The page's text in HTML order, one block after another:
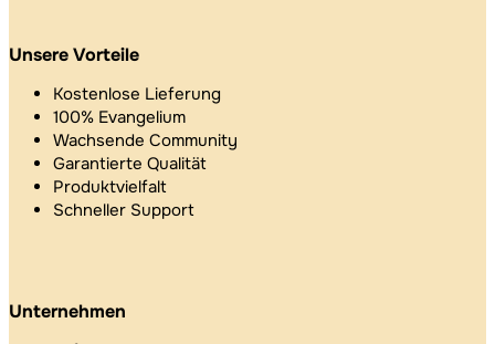
Unsere Vorteile
Kostenlose Lieferung
100% Evangelium
Wachsende Community
Garantierte Qualität
Produktvielfalt
Schneller Support
Unternehmen